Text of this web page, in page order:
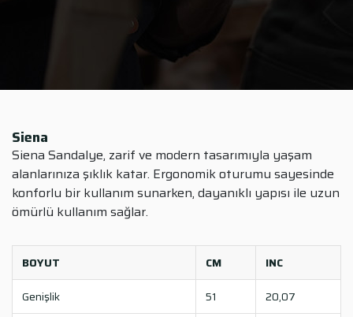
Siena
Siena Sandalye, zarif ve modern tasarımıyla yaşam
alanlarınıza şıklık katar. Ergonomik oturumu sayesinde
konforlu bir kullanım sunarken, dayanıklı yapısı ile uzun
ömürlü kullanım sağlar.
BOYUT CM
INC
Genişlik
51
20,07